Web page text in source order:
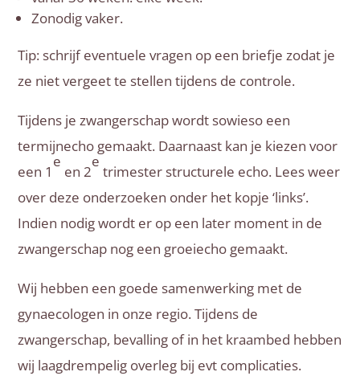
Zonodig vaker.
Tip: schrijf eventuele vragen op een briefje zodat je
ze niet vergeet te stellen tijdens de controle.
Tijdens je zwangerschap wordt sowieso een
termijnecho gemaakt. Daarnaast kan je kiezen voor
een 1
e
en 2
e
trimester structurele echo. Lees weer
over deze onderzoeken onder het kopje ‘links’.
Indien nodig wordt er op een later moment in de
zwangerschap nog een groeiecho gemaakt.
Wij hebben een goede samenwerking met de
gynaecologen in onze regio. Tijdens de
zwangerschap, bevalling of in het kraambed hebben
wij laagdrempelig overleg bij evt complicaties.